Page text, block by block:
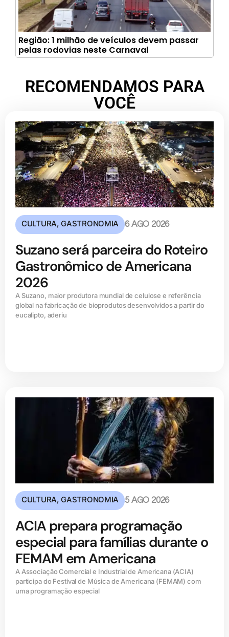
Região: 1 milhão de veículos devem passar
pelas rodovias neste Carnaval
RECOMENDAMOS PARA
VOCÊ
CULTURA,GASTRONOMIA 6 AGO 2026
Suzano será parceira do Roteiro
Gastronômico de Americana
2026
A Suzano, maior produtora mundial de celulose e referência
global na fabricação de bioprodutos desenvolvidos a partir do
eucalipto, aderiu
CULTURA,GASTRONOMIA 5 AGO 2026
ACIA prepara programação
especial para famílias durante o
FEMAM em Americana
A Associação Comercial e Industrial de Americana (ACIA)
participa do Festival de Música de Americana (FEMAM) com
uma programação especial